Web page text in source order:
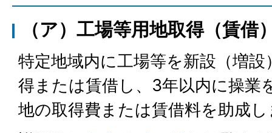
（ア）工場等用地取得（賃借
特定地域内に工場等を新設（増
得または賃借し、3年以内に操業
地の取得費または賃借料を助成